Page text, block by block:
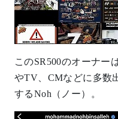
このSR500のオーナー
やTV、CMなどに多数
するNoh（ノー）。